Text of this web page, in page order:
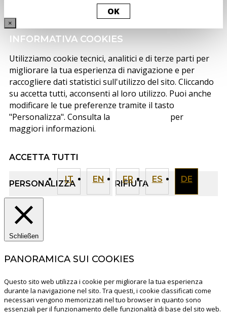
IT EN FR ES DE
OK
×
INFORMATIVA COOKIES
Utilizziamo cookie tecnici, analitici e di terze parti per
migliorare la tua esperienza di navigazione e per
raccogliere dati statistici sull'utilizzo del sito. Cliccando
su accetta tutti, acconsenti al loro utilizzo. Puoi anche
modificare le tue preferenze tramite il tasto
"Personalizza". Consulta la
per
maggiori informazioni.
ACCETTA TUTTI
PERSONALIZZA RIFIUTA
Schließen
PANORAMICA SUI COOKIES
Questo sito web utilizza i cookie per migliorare la tua esperienza
durante la navigazione nel sito. Tra questi, i cookie classificati come
necessari vengono memorizzati nel tuo browser in quanto sono
essenziali per il funzionamento delle funzionalità di base del sito web.